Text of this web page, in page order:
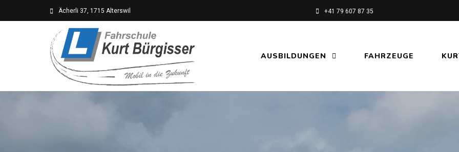
Ächerli 37, 1715 Alterswil +41 79 607 87 35
AUSBILDUNGEN FAHRZEUGE